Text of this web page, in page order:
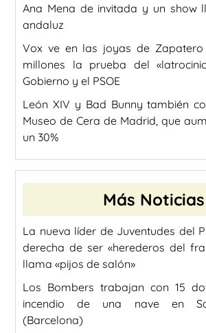
Ana Mena de invitada y un show
andaluz
Vox ve en las joyas de Zapatero
millones la prueba del
Gobierno y el PSOE
León XIV y Bad Bunny también
Museo de Cera de Madrid, que
un 30%
Más Noticias
La nueva líder de Juventudes del
derecha de ser «herederos del
llama «pijos de salón»
Los Bombers trabajan con 15
incendio de una nave en
(Barcelona)